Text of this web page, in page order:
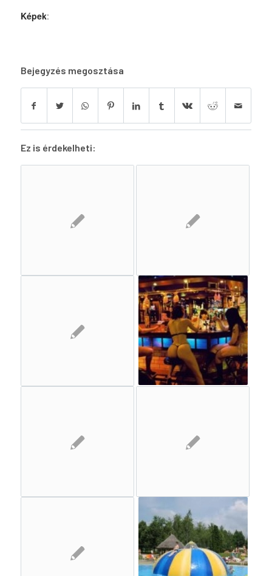
Képek:
Bejegyzés megosztása
Ez is érdekelheti: